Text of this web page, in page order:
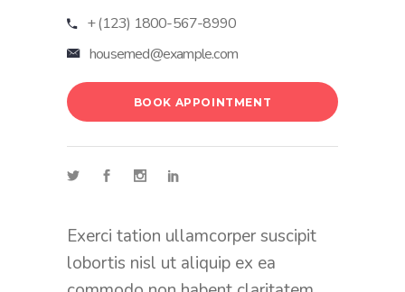
+ (123) 1800-567-8990
housemed@example.com
BOOK APPOINTMENT
Exerci tation ullamcorper suscipit
lobortis nisl ut aliquip ex ea